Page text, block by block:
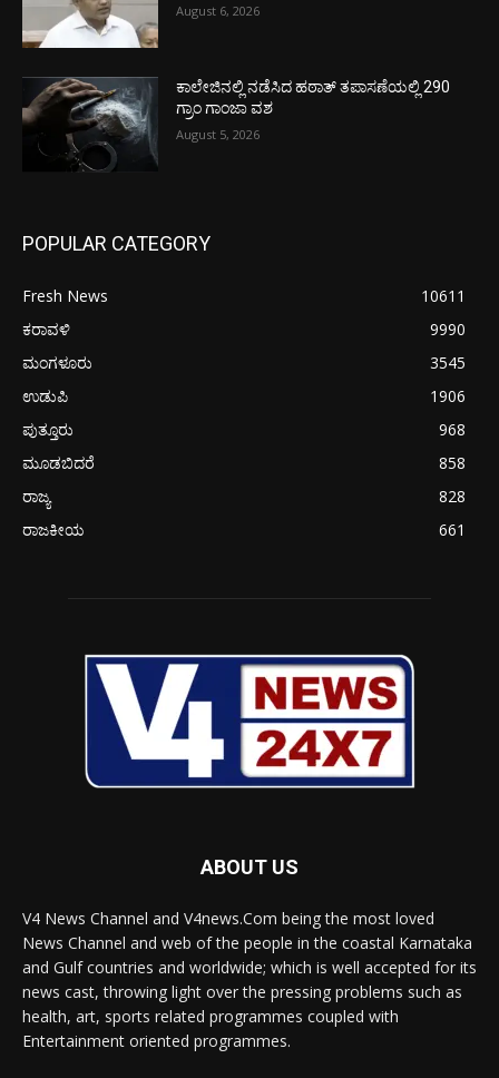
August 6, 2026
ಕಾಲೇಜಿನಲ್ಲಿ ನಡೆಸಿದ ಹಠಾತ್ ತಪಾಸಣೆಯಲ್ಲಿ 290
ಗ್ರಾಂ ಗಾಂಜಾ ವಶ
August 5, 2026
POPULAR CATEGORY
Fresh News
10611
ಕರಾವಳಿ
9990
ಮಂಗಳೂರು
3545
ಉಡುಪಿ
1906
ಪುತ್ತೂರು
968
ಮೂಡಬಿದರೆ
858
ರಾಜ್ಯ
828
ರಾಜಕೀಯ
661
ABOUT US
V4 News Channel and V4news.Com being the most loved
News Channel and web of the people in the coastal Karnataka
and Gulf countries and worldwide; which is well accepted for its
news cast, throwing light over the pressing problems such as
health, art, sports related programmes coupled with
Entertainment oriented programmes.